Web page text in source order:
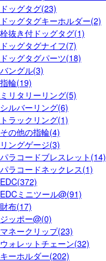
ドッグタグ(23)
ドッグタグキーホルダー(2)
栓抜き付ドッグタグ(1)
ドッグタグナイフ(7)
ドッグタグパーツ(18)
バングル(3)
指輪(19)
ミリタリーリング(5)
シルバーリング(6)
トラックリング(1)
その他の指輪(4)
リングゲージ(3)
パラコードブレスレット(14)
パラコードネックレス(1)
EDC(372)
EDCミニツール@(91)
財布(17)
ジッポー@(0)
マネークリップ(23)
ウォレットチェーン(32)
キーホルダー(202)